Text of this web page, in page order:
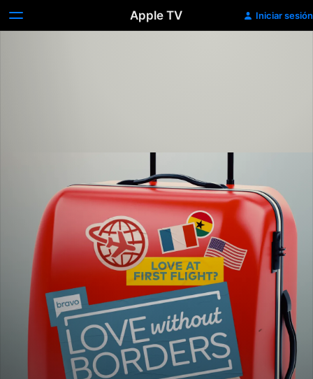
Apple TV Iniciar sesión